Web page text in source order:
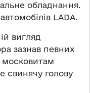
обладнання.
LADA.
вигляд
зазнав певних
московитам
свинячу голову